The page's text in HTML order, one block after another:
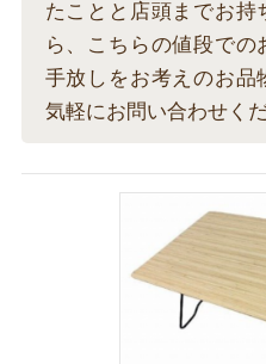
たことと店頭までお持
ら、こちらの値段で
手放しをお考えのお品
気軽にお問い合わせくだ